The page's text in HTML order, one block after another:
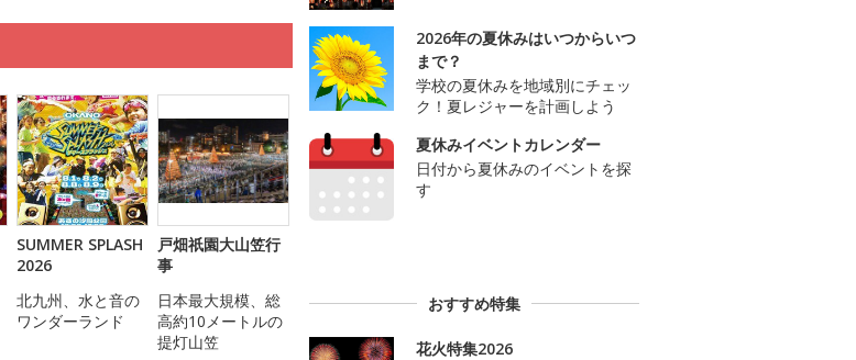
SUMMER SPLASH
2026
北九州、水と音の
ワンダーランド
戸畑祇園大山笠行
事
日本最大規模、総
高約10メートルの
提灯山笠
2026年の夏休みはいつからいつ
まで？
学校の夏休みを地域別にチェッ
ク！夏レジャーを計画しよう
夏休みイベントカレンダー
日付から夏休みのイベントを探
す
おすすめ特集
花火特集2026